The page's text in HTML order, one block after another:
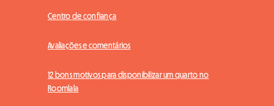
Centro de confiança
Avaliações e comentários
12 bons motivos para disponibilizar um quarto no
Roomlala